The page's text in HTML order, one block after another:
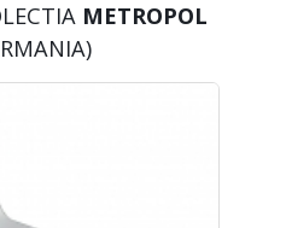
METROPOL